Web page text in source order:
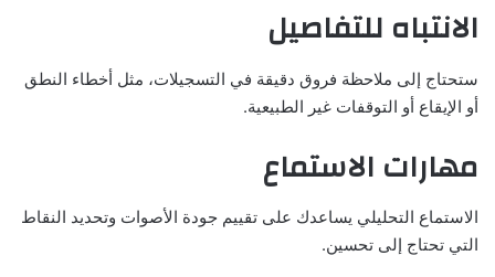
الانتباه للتفاصيل
ستحتاج إلى ملاحظة فروق دقيقة في التسجيلات، مثل أخطاء النطق
أو الإيقاع أو التوقفات غير الطبيعية.
مهارات الاستماع
الاستماع التحليلي يساعدك على تقييم جودة الأصوات وتحديد النقاط
التي تحتاج إلى تحسين.